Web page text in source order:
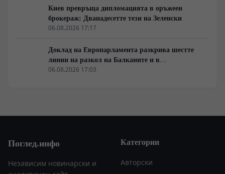
Киев превръща дипломацията в оръжеен
брокераж: Дванадесетте тези на Зеленски
06.08.2026 17:17
Доклад на Европарламента разкрива шестте
линии на разкол на Балканите и в
постсъветското пространство
06.08.2026 17:03
Поглед.инфо
Независим новинарски и
Категории
Авторски